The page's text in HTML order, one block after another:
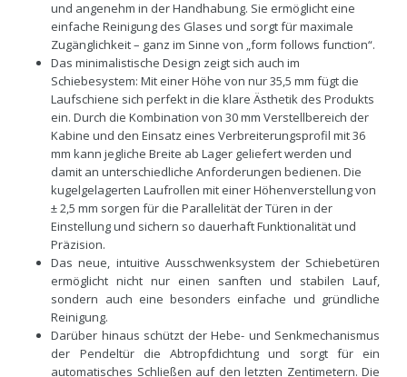
und angenehm in der Handhabung. Sie ermöglicht eine
einfache Reinigung des Glases und sorgt für maximale
Zugänglichkeit – ganz im Sinne von „form follows function“.
Das minimalistische Design zeigt sich auch im
Schiebesystem: Mit einer Höhe von nur 35,5 mm fügt die
Laufschiene sich perfekt in die klare Ästhetik des Produkts
ein. Durch die Kombination von 30 mm Verstellbereich der
Kabine und den Einsatz eines Verbreiterungsprofil mit 36
mm kann jegliche Breite ab Lager geliefert werden und
damit an unterschiedliche Anforderungen bedienen. Die
kugelgelagerten Laufrollen mit einer Höhenverstellung von
± 2,5 mm sorgen für die Parallelität der Türen in der
Einstellung und sichern so dauerhaft Funktionalität und
Präzision.
Das neue, intuitive Ausschwenksystem der Schiebetüren
ermöglicht nicht nur einen sanften und stabilen Lauf,
sondern auch eine besonders einfache und gründliche
Reinigung.
Darüber hinaus schützt der Hebe- und Senkmechanismus
der Pendeltür die Abtropfdichtung und sorgt für ein
automatisches Schließen auf den letzten Zentimetern. Die